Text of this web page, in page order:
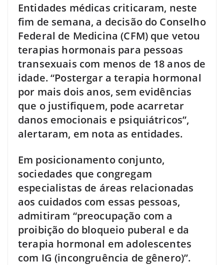
Entidades médicas criticaram, neste
fim de semana, a decisão do Conselho
Federal de Medicina (CFM) que vetou
terapias hormonais para pessoas
transexuais com menos de 18 anos de
idade. “Postergar a terapia hormonal
por mais dois anos, sem evidências
que o justifiquem, pode acarretar
danos emocionais e psiquiátricos”,
alertaram, em nota as entidades.
Em posicionamento conjunto,
sociedades que congregam
especialistas de áreas relacionadas
aos cuidados com essas pessoas,
admitiram “preocupação com a
proibição do bloqueio puberal e da
terapia hormonal em adolescentes
com IG (incongruência de gênero)”.